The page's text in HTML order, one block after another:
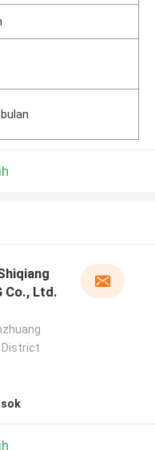
Co., Ltd.
District